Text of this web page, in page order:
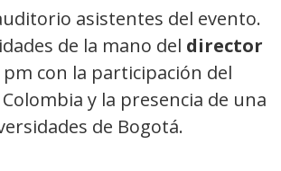
asistentes del evento.
de la mano del director
pm con la participación del
y la presencia de una
de Bogotá.